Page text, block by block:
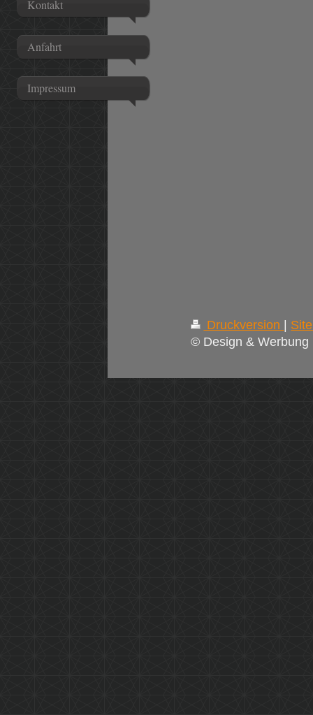
Kontakt
Anfahrt
Impressum
Druckversion |
© Design & Werbung